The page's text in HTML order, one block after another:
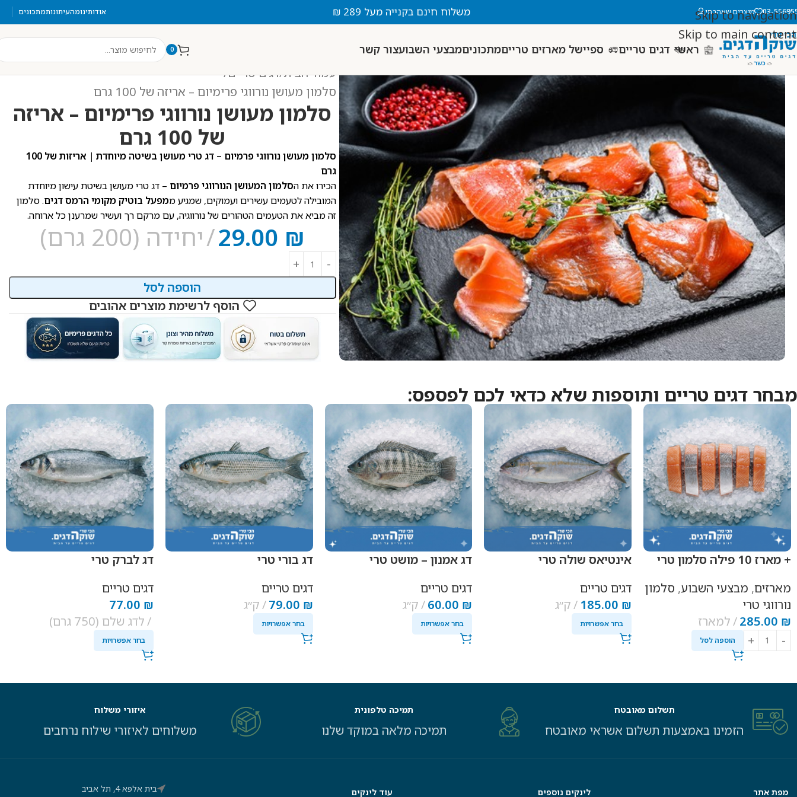
Skip to navigation
Skip to main content
03- מוצרים שאהבתי משלוח חינם בקנייה מעל 289 ₪ אודותינומהעיתונותמתכונים
ראשי דגים טריים ספיישל מארזים טרייםמתכוניםמבצעי השבועצור קשר 0
עמוד הבית דגים טריים
סלמון מעושן נורווגי פרימיום – אריזה של 100 גרם
סלמון מעושן נורווגי פרימיום – אריזה
של 100 גרם
סלמון מעושן נורווגי פרמיום – דג טרי מעושן בשיטה מיוחדת | אריזות של 100
גרם
הכירו את הסלמון המעושן הנורווגי פרמיום – דג טרי מעושן בשיטת עישון מיוחדת
המובילה לטעמים עשירים ועמוקים, שמגיע ממפעל בוטיק מקומי הרמס דגים. סלמון
זה מביא את הטעמים הטהורים של נורווגיה, עם מרקם רך ועשיר שמרענן כל ארוחה.
29.00 ₪ יחידה (200 גרם)
הוספה לסל
הוסף לרשימת מוצרים אהובים
מבחר דגים טריים ותוספות שלא כדאי לכם לפספס:
+ מארז 10 פילה סלמון טרי
מארזים, מבצעי השבוע, סלמון
נורווגי טרי
285.00 ₪ למארז
הוספה לסל
אינטיאס שולה טרי
דגים טריים
185.00 ₪ ק״ג
בחר אפשרויות
דג אמנון – מושט טרי
דגים טריים
60.00 ₪ ק״ג
בחר אפשרויות
דג בורי טרי
דגים טריים
79.00 ₪ ק״ג
בחר אפשרויות
דג לברק טרי
דגים טריים
77.00 ₪
לדג שלם (750 גרם)
בחר אפשרויות
תשלום מאובטח
הזמינו באמצעות תשלום אשראי מאובטח
תמיכה טלפונית
תמיכה מלאה במוקד שלנו
איזורי משלוח
משלוחים לאיזורי שילוח נרחבים
מפת אתר לינקים נוספים עוד לינקים
בית אלפא 4, תל אביב